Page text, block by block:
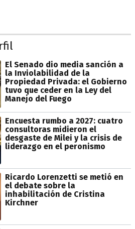
El Senado dio media sanción a
la Inviolabilidad de la
Propiedad Privada: el Gobierno
tuvo que ceder en la Ley del
Manejo del Fuego
Encuesta rumbo a 2027: cuatro
consultoras midieron el
desgaste de Milei y la crisis de
liderazgo en el peronismo
Ricardo Lorenzetti se metió en
el debate sobre la
inhabilitación de Cristina
Kirchner